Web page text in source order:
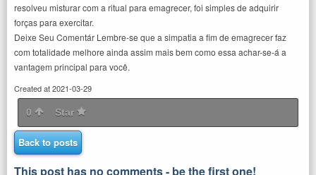
resolveu misturar com a ritual para emagrecer, foi simples de adquirir
forças para exercitar.
Deixe Seu Comentár Lembre-se que a simpatia a fim de emagrecer faz
com totalidade melhore ainda assim mais bem como essa achar-se-á a
vantagem principal para você.
Created at 2021-03-29
0 Star
Back to posts
This post has no comments - be the first one!